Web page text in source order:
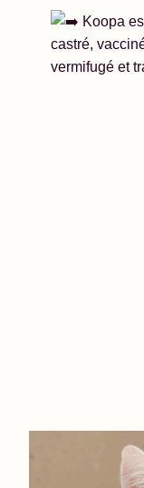
Koopa
castré,
vermifugé et